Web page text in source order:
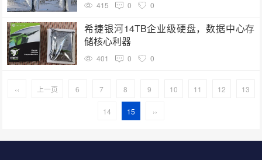
415 0 0
希捷银河14TB企业级硬盘，数据中心存
储核心利器
401 0 0
‹‹ 上一页 6 7 8 9 10 11 12 13
14 15 ››